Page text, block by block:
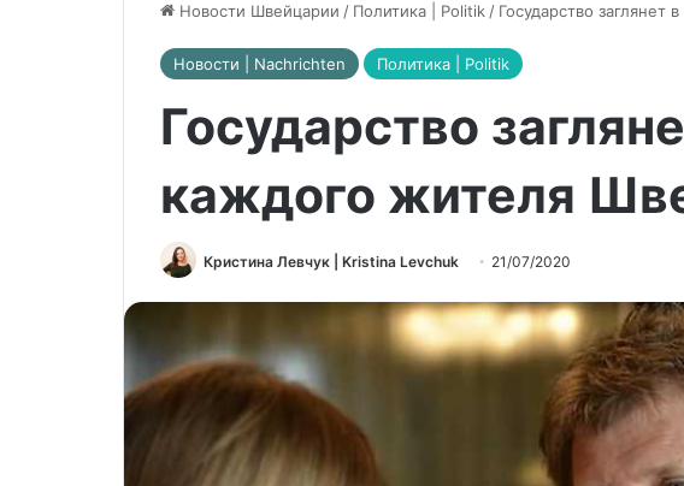
Новости Швейцарии / Политика | Politik/ Государство
Новости | Nachrichten Политика | Politik
Государство
каждого жителя
Кристина Левчук | Kristina Levchuk 21/07/2020